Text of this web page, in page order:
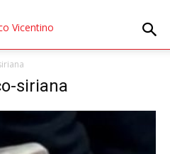
siriana